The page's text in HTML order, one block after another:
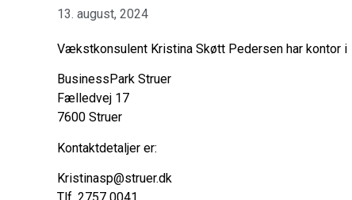
13. august, 2024
Vækstkonsulent Kristina Skøtt Pedersen har kontor i
BusinessPark Struer
Fælledvej 17
7600 Struer
Kontaktdetaljer er:
Kristinasp@struer.dk